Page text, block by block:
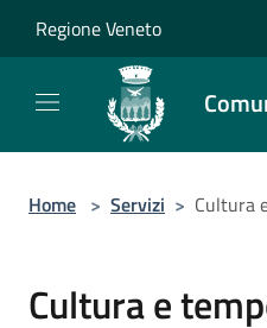
Regione Veneto
Home > Servizi > Cultura
Cultura e